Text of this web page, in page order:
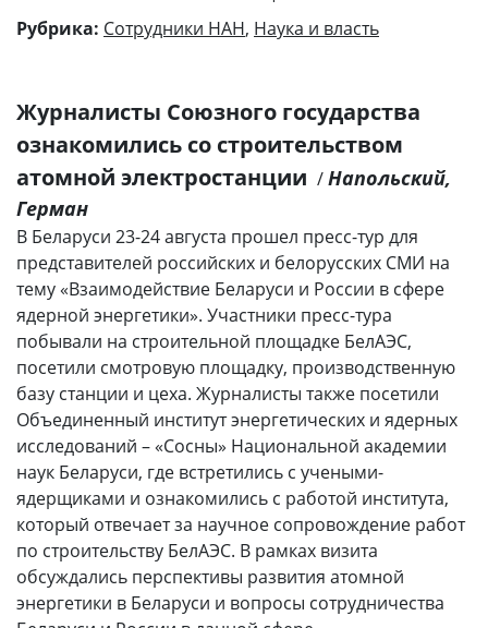
Рубрика: Сотрудники НАН, Наука и власть
Журналисты Союзного государства
ознакомились со строительством
атомной электростанции /Напольский,
Герман
В Беларуси 23-24 августа прошел пресс-тур для
представителей российских и белорусских СМИ на
тему «Взаимодействие Беларуси и России в сфере
ядерной энергетики». Участники пресс-тура
побывали на строительной площадке БелАЭС,
посетили смотровую площадку, производственную
базу станции и цеха. Журналисты также посетили
Объединенный институт энергетических и ядерных
исследований – «Сосны» Национальной академии
наук Беларуси, где встретились с учеными-
ядерщиками и ознакомились с работой института,
который отвечает за научное сопровождение работ
по строительству БелАЭС. В рамках визита
обсуждались перспективы развития атомной
энергетики в Беларуси и вопросы сотрудничества